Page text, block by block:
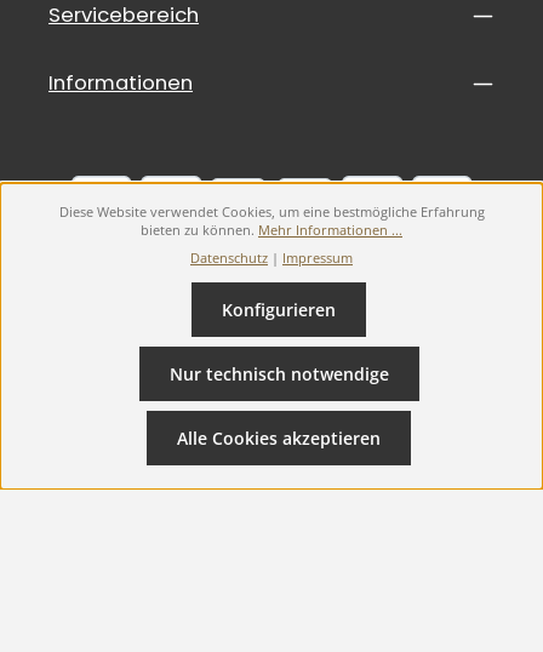
Servicebereich
Informationen
Alle Preise inkl. gesetzl. Mehrwertsteuer ggf. zzgl.
Versandkosten.
WiderrufsbelehrungWiderruf erklärenAGB
Impressum
Diese Website verwendet Cookies, um eine bestmögliche Erfahrung
bieten zu können. Mehr Informationen ...
Datenschutz | Impressum
Nur technisch notwendige
Konfigurieren
Alle Cookies akzeptieren